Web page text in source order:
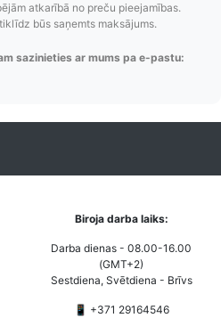
izveides.
atkarībā no preču pieejamības.
būs saņemts maksājums.
sazinieties ar mums pa e-pastu:
Biroja darba laiks:
Darba dienas - 08.00-16.00
(GMT+2)
Sestdiena, Svētdiena - Brīvs
📱 +371 29164546